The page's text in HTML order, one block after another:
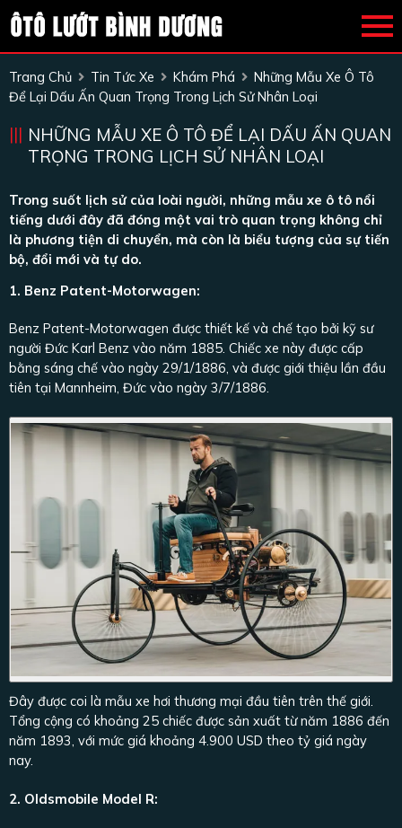
Trang Chủ Tin Tức Xe Khám Phá
Những Mẫu Xe Ô Tô
Để Lại Dấu Ấn Quan Trọng Trong Lịch Sử Nhân Loại
NHỮNG MẪU XE Ô TÔ ĐỂ LẠI DẤU ẤN QUAN
TRỌNG TRONG LỊCH SỬ NHÂN LOẠI
Trong suốt lịch sử của loài người, những mẫu xe ô tô nổi
tiếng dưới đây đã đóng một vai trò quan trọng không chỉ
là phương tiện di chuyển, mà còn là biểu tượng của sự tiến
bộ, đổi mới và tự do.
1. Benz Patent-Motorwagen:
Benz Patent-Motorwagen được thiết kế và chế tạo bởi kỹ sư
người Đức Karl Benz vào năm 1885. Chiếc xe này được cấp
bằng sáng chế vào ngày 29/1/1886, và được giới thiệu lần đầu
tiên tại Mannheim, Đức vào ngày 3/7/1886.
Đây được coi là mẫu xe hơi thương mại đầu tiên trên thế giới.
Tổng cộng có khoảng 25 chiếc được sản xuất từ năm 1886 đến
năm 1893, với mức giá khoảng 4.900 USD theo tỷ giá ngày
nay.
2. Oldsmobile Model R: